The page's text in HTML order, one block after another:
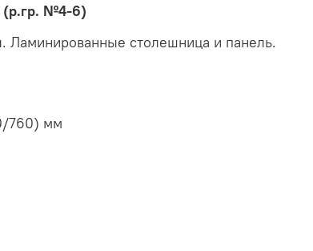
(р.гр. №4-6)
Ламинированные столешница и панель.
760) мм